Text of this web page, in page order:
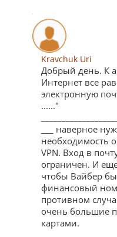
Kravchuk Uri
Добрый день. К
Интернет все
электронную
......"
___ наверное
необходимость
VPN. Вход в
ограничен. И
чтобы Вайбер
финансовый
противном
очень большие
картами.